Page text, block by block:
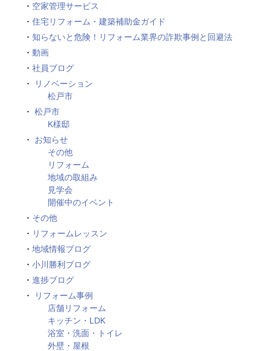
空家管理サービス
住宅リフォーム・建築補助金ガイド
知らないと危険！リフォーム業界の詐欺事例と回避法
動画
社員ブログ
リノベーション
松戸市
松戸市
K様邸
お知らせ
その他
リフォーム
地域の取組み
見学会
開催中のイベント
その他
リフォームレッスン
地域情報ブログ
小川勝利ブログ
進捗ブログ
リフォーム事例
店舗リフォーム
キッチン・LDK
浴室・洗面・トイレ
外壁・屋根